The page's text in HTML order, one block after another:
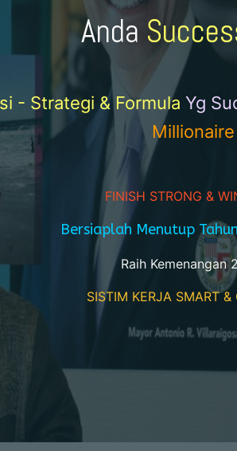
Anda
- Strategi & Formula Yg
Millionaire
FINISH STRONG &
Bersiaplah Menutup
Raih Kemenangan
SISTIM KERJA SMART &